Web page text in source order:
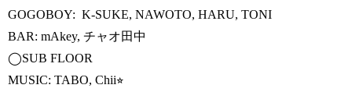
GOGOBOY: K-SUKE, NAWOTO, HARU, TONI
BAR: mAkey, チャオ田中
◯SUB FLOOR
MUSIC: TABO, Chii⭐︎